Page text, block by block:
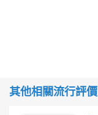
其他相關流行評價